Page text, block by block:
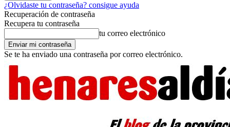
¿Olvidaste tu contraseña? consigue ayuda
Recuperación de contraseña
Recupera tu contraseña
tu correo electrónico
Se te ha enviado una contraseña por correo electrónico.